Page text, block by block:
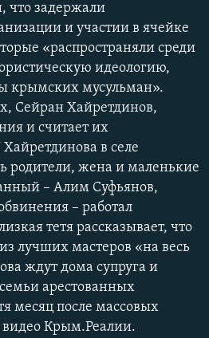
360p
1080p
1080p
что задержали
и участии в ячейке
«распространяли среди
идеологию,
крымских мусульман».
Сейран Хайретдинов,
и считает их
в селе
родители, жена и маленькие
– Алим Суфьянов,
– работал
тетя рассказывает, что
лучших мастеров «на весь
ждут дома супруга и
арестованных
месяц после массовых
видео Крым.Реалии.